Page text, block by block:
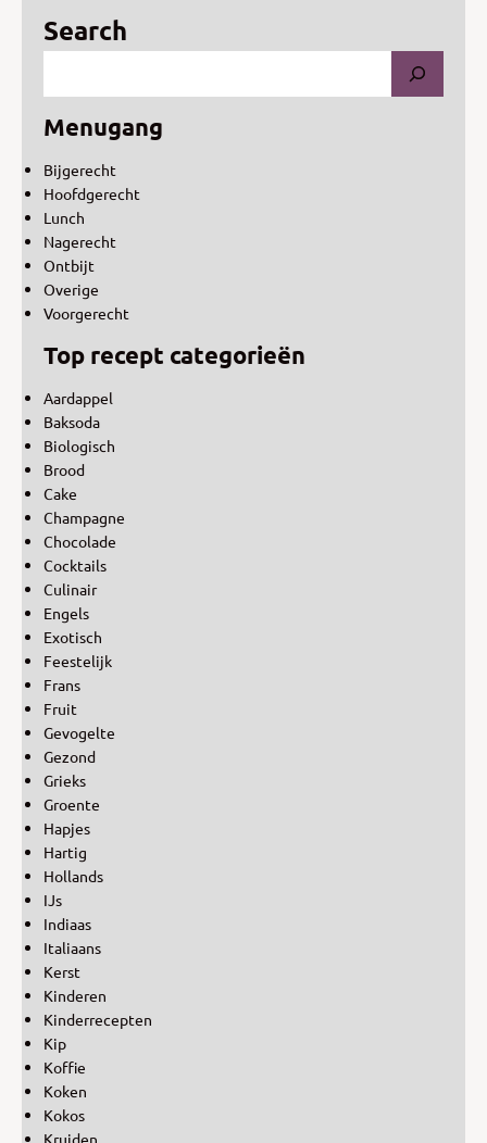
Search
Menugang
Bijgerecht
Hoofdgerecht
Lunch
Nagerecht
Ontbijt
Overige
Voorgerecht
Top recept categorieën
Aardappel
Baksoda
Biologisch
Brood
Cake
Champagne
Chocolade
Cocktails
Culinair
Engels
Exotisch
Feestelijk
Frans
Fruit
Gevogelte
Gezond
Grieks
Groente
Hapjes
Hartig
Hollands
IJs
Indiaas
Italiaans
Kerst
Kinderen
Kinderrecepten
Kip
Koffie
Koken
Kokos
Kruiden